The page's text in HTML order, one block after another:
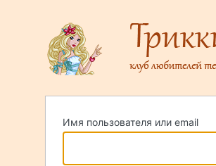
Имя пользователя или email